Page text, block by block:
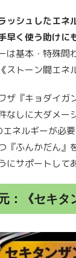
ッシュしたエネ
早く使う助けに
は基本・特殊問
ストーン闘エネ
ザ『キョダイガ
なしに大ダメー
ネルギーが必要
『ふんかだん』
にサポートして
：《セキタ